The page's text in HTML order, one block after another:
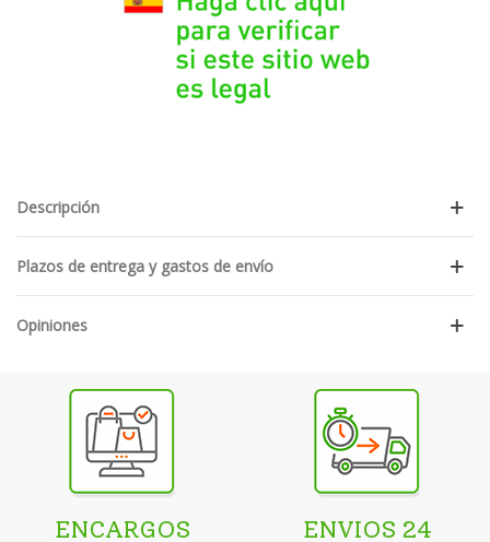
Descripción
Plazos de entrega y gastos de envío
Opiniones
ENCARGOS
ENVIOS 24